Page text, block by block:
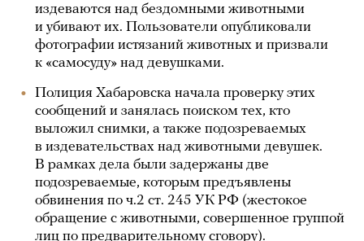
издеваются над бездомными животными
и убивают их. Пользователи опубликовали
фотографии истязаний животных и призвали
к «самосуду» над девушками.
Полиция Хабаровска начала проверку этих
сообщений и занялась поиском тех, кто
выложил снимки, а также подозреваемых
в издевательствах над животными девушек.
В рамках дела были задержаны две
подозреваемые, которым предъявлены
обвинения по ч.2 ст. 245 УК РФ (жестокое
обращение с животными, совершенное группой
лиц по предварительному сговору).